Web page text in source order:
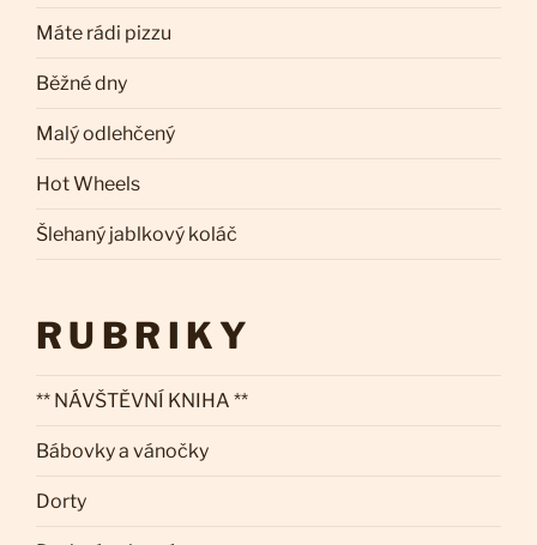
Máte rádi pizzu
Běžné dny
Malý odlehčený
Hot Wheels
Šlehaný jablkový koláč
RUBRIKY
** NÁVŠTĚVNÍ KNIHA **
Bábovky a vánočky
Dorty